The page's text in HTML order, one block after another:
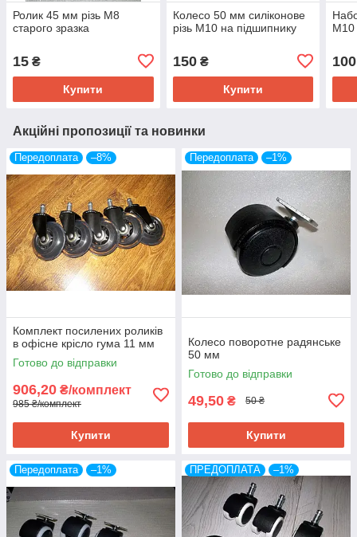
Ролик 45 мм різь М8
старого зразка
15 ₴
Купити
Колесо 50 мм силіконове
різь М10 на підшипнику
150₴
Купити
М10
100
Акційні пропозиції та новинки
Передоплата –8%
Комплект посилених роликів
в офісне крісло гума 11 мм
Готово до відправки
906,20 ₴/комплект
985 ₴/комплект
Купити
Передоплата –1%
Колесо поворотне радянське
50 мм
Готово до відправки
49,50 ₴ 50 ₴
Купити
Передоплата –1% ПРЕДОПЛАТА –1%